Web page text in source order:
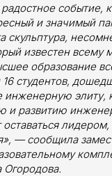
событие,
и значимый
скульптура,
известен всему
образование
16 студентов,
инженерную элиту,
и развитию
— сообщила